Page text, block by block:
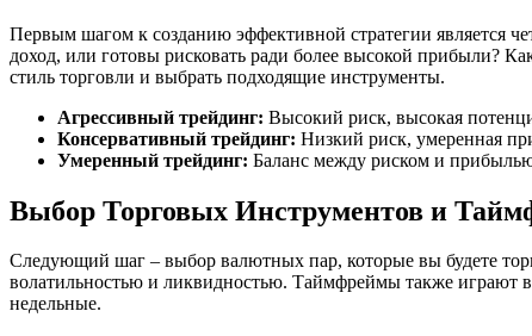
Первым шагом к созданию эффективной стратегии является
доход, или готовы рисковать ради более высокой прибыли?
стиль торговли и выбрать подходящие инструменты.
Агрессивный трейдинг: Высокий риск, высокая
Консервативный трейдинг: Низкий риск, умеренная
Умеренный трейдинг: Баланс между риском и
Выбор Торговых Инструментов и
Следующий шаг – выбор валютных пар, которые вы будете
волатильностью и ликвидностью. Таймфреймы также играют
недельные.